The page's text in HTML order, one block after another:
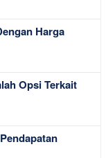
Harga
Opsi Terkait